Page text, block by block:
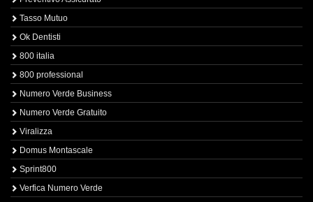
Tasso Mutuo
Ok Dentisti
800 italia
800 professional
Numero Verde Business
Numero Verde Gratuito
Viralizza
Domus Montascale
Sprint800
Verfica Numero Verde